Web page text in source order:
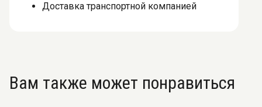
Доставка транспортной компанией
Вам также может понравиться